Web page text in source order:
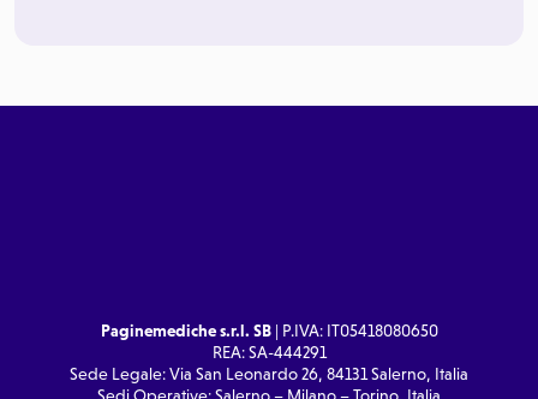
Paginemediche s.r.l. SB| P.IVA: IT05418080650
REA: SA-444291
Sede Legale: Via San Leonardo 26, 84131 Salerno, Italia